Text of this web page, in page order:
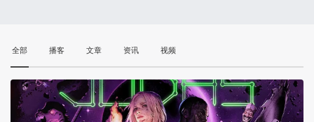
全部 播客 文章 资讯 视频